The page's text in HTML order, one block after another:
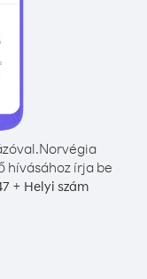
Norvégia
hívásához írja be
+ Helyi szám